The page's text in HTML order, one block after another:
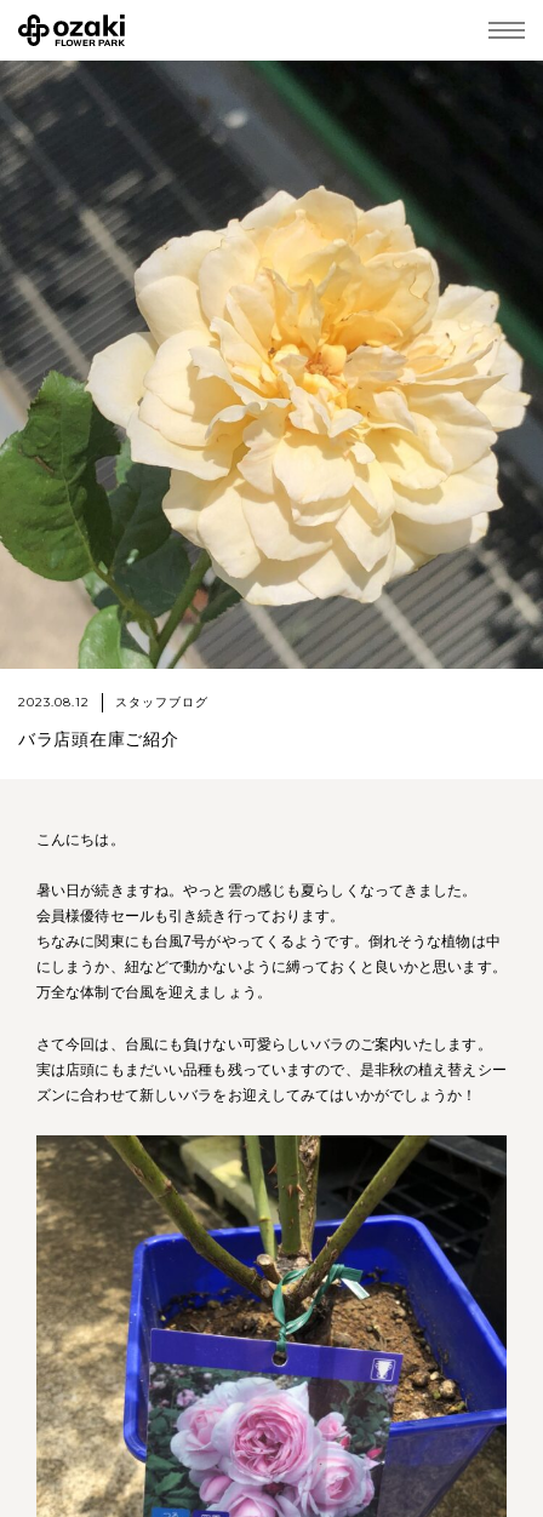
2023.08.12 スタッフブログ
バラ店頭在庫ご紹介
こんにちは。
暑い日が続きますね。やっと雲の感じも夏らしくなってきました。
会員様優待セールも引き続き行っております。
ちなみに関東にも台風7号がやってくるようです。倒れそうな植物は中
にしまうか、紐などで動かないように縛っておくと良いかと思います。
万全な体制で台風を迎えましょう。
さて今回は、台風にも負けない可愛らしいバラのご案内いたします。
実は店頭にもまだいい品種も残っていますので、是非秋の植え替えシー
ズンに合わせて新しいバラをお迎えしてみてはいかがでしょうか！